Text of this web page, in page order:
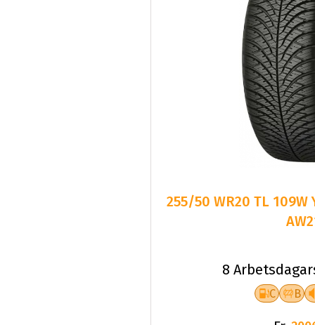
255/50 WR20 TL 109W
8
C B